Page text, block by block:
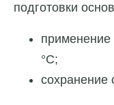
подготовки
применение
°C;
сохранение